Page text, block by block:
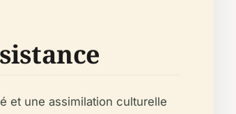
et une assimilation culturelle